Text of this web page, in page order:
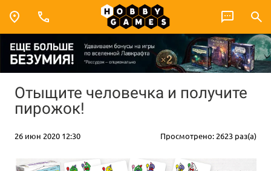
Отыщите человечка и получите
пирожок!
26 июн 2020 12:30 Просмотрено: 2623 раз(а)